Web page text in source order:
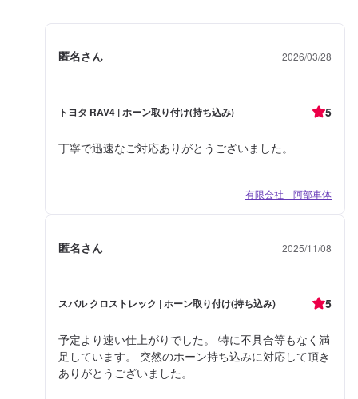
匿名さん 2026/03/28
トヨタ RAV4 | ホーン取り付け(持ち込み) 5
丁寧で迅速なご対応ありがとうございました。
有限会社 阿部車体
匿名さん 2025/11/08
スバル クロストレック | ホーン取り付け(持ち込み) 5
予定より速い仕上がりでした。 特に不具合等もなく満
足しています。 突然のホーン持ち込みに対応して頂き
ありがとうございました。